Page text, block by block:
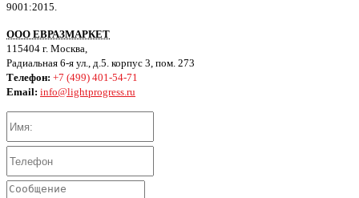
9001:2015.
ООО ЕВРАЗМАРКЕТ
115404 г. Москва,
Радиальная 6-я ул., д.5. корпус 3, пом. 273
Телефон: +7 (499) 401-54-71
Email: info@lightprogress.ru